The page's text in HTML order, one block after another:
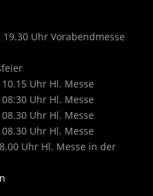
Uhr Vorabendmesse
Uhr Hl. Messe
Uhr Hl. Messe
Uhr Hl. Messe
Uhr Hl. Messe
Uhr Hl. Messe in der